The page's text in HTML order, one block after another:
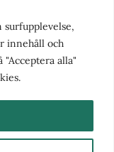
innehåll och
alla"
på nätet. Med
blick för det större
för nyheter,
grundades 1988 och